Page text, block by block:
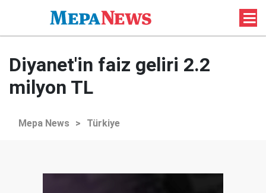
Diyanet'in faiz geliri 2.2
milyon TL
Mepa News > Türkiye